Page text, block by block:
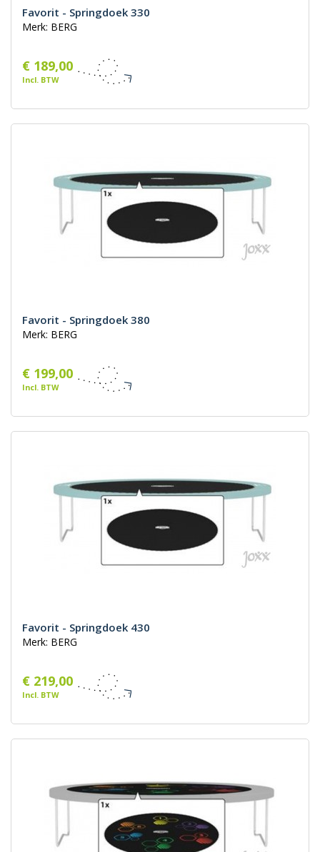
Favorit - Springdoek 330
Merk: BERG
€ 189,00
Incl. BTW
Favorit - Springdoek 380
Merk: BERG
€ 199,00
Incl. BTW
Favorit - Springdoek 430
Merk: BERG
€ 219,00
Incl. BTW